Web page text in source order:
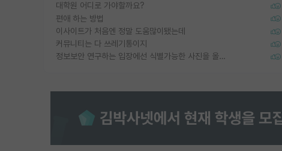
대학원 어디로 가야할까요?
편애 하는 방법
이사이트가 처음엔 정말 도움많이됐는데
커뮤니티는 다 쓰레기통이지
정보보안 연구하는 입장에선 식별가능한 사진을 올리는건 비추이긴함